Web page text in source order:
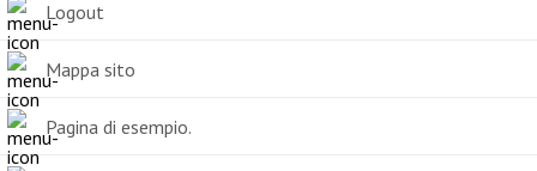
Logout
Mappa sito
Pagina di esempio.